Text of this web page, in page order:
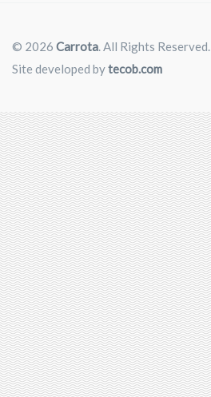
© 2026 Carrota. All Rights Reserved.
Site developed bytecob.com